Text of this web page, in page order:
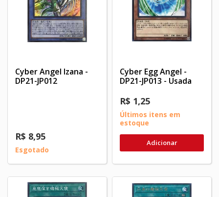
Cyber Angel Izana -
DP21-JP012
R$ 8,95
Esgotado
Cyber Egg Angel -
DP21-JP013 - Usada
R$ 1,25
Últimos itens em
estoque
Adicionar